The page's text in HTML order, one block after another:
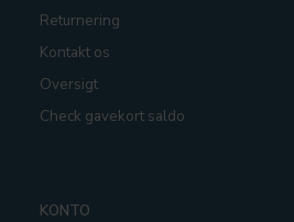
Returnering
Kontakt os
Oversigt
Check gavekort saldo
KONTO